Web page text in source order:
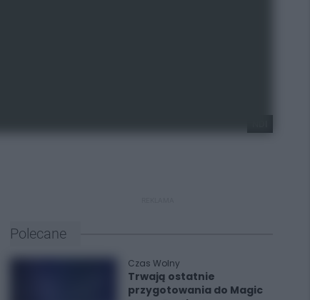
Polecane
Czas Wolny
Trwają ostatnie
przygotowania do Magic